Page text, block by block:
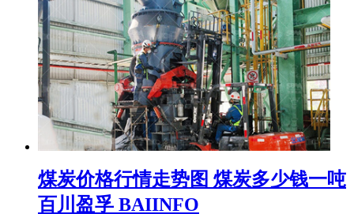
煤炭价格行情走势图 煤炭多少钱一吨
百川盈孚 BAIINFO